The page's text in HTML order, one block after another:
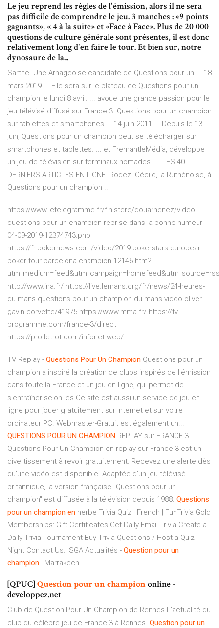
Le jeu reprend les règles de l'émission, alors il ne sera
pas difficile de comprendre le jeu. 3 manches : «9 points
gagnants», « 4 à la suite» et «Face à Face». Plus de 20 000
questions de culture générale sont présentes, il est donc
relativement long d'en faire le tour. Et bien sur, notre
dynosaure de la...
Sarthe. Une Arnageoise candidate de Questions pour un ... 18
mars 2019 ... Elle sera sur le plateau de Questions pour un
champion le lundi 8 avril. ... avoue une grande passion pour le
jeu télévisé diffusé sur France 3. Questions pour un champion
sur tablettes et smartphones ... 14 juin 2011 ... Depuis le 13
juin, Questions pour un champion peut se télécharger sur
smartphones et tablettes. ... et FremantleMédia, développe
un jeu de télévision sur terminaux nomades. ... LES 40
DERNIERS ARTICLES EN LIGNE. Rodez. Cécile, la Ruthénoise, à
Questions pour un champion ...
https://www.letelegramme.fr/finistere/douarnenez/video-
questions-pour-un-champion-reprise-dans-la-bonne-humeur-
04-09-2019-12374743.php
https://fr.pokernews.com/video/2019-pokerstars-european-
poker-tour-barcelona-champion-12146.htm?
utm_medium=feed&utm_campaign=homefeed&utm_source=rss
http://www.ina.fr/ https://live.lemans.org/fr/news/24-heures-
du-mans-questions-pour-un-champion-du-mans-video-oliver-
gavin-corvette/41975 https://www.mma.fr/ https://tv-
programme.com/france-3/direct
https://pro.letrot.com/infonet-web/
TV Replay - Questions Pour Un Champion Questions pour un
champion a inspiré la création de clubs inspirés de l'émission
dans toute la France et un jeu en ligne, qui permet de
s'entraîner selon les Ce site est aussi un service de jeu en
ligne pour jouer gratuitement sur Internet et sur votre
ordinateur PC. Webmaster-Gratuit est également un...
QUESTIONS POUR UN CHAMPION REPLAY sur FRANCE 3
Questions Pour Un Champion en replay sur France 3 est un
divertissement à revoir gratuitement. Recevez une alerte dès
qu'une vidéo est disponible. Adaptée d'un jeu télévisé
britannique, la version française "Questions pour un
champion" est diffusée à la télévision depuis 1988. Questions
pour un champion en herbe Trivia Quiz | French | FunTrivia Gold
Memberships: Gift Certificates Get Daily Email Trivia Create a
Daily Trivia Tournament Buy Trivia Questions / Host a Quiz
Night Contact Us. ISGA Actualités - Question pour un
champion | Marrakech
[QPUC]Questionpourunchampiononline -
developpez.net
Club de Question Pour Un Champion de Rennes L'actualité du
club du célèbre jeu de France 3 à Rennes. Question pour un